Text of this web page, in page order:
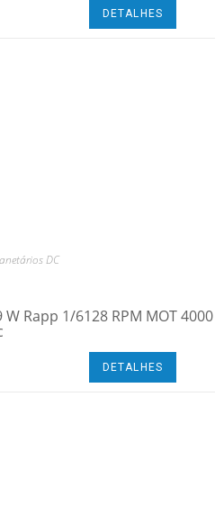
DETALHES
DC
W Rapp 1/6128 RPM MOT 4000
DETALHES